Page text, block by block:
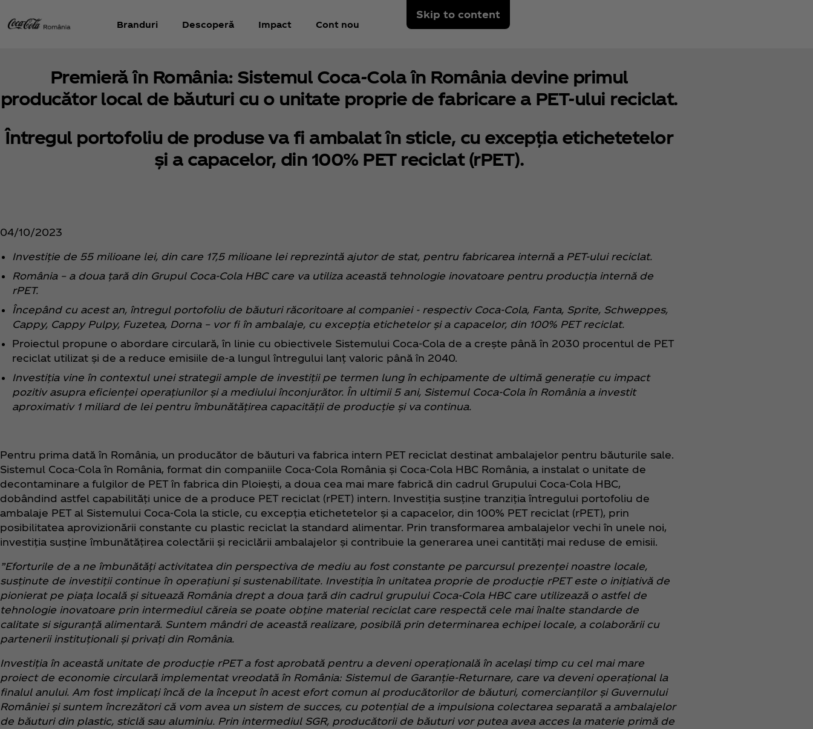
Skip to content
Branduri Descoperă Impact Cont nou
Premieră în România: Sistemul Coca‑Cola în România devine primul
producător local de băuturi cu o unitate proprie de fabricare a PET-ului reciclat.
Întregul portofoliu de produse va fi ambalat în sticle, cu excepția etichetetelor
și a capacelor, din 100% PET reciclat (rPET).
04/10/2023
Investiție de 55 milioane lei, din care 17,5 milioane lei reprezintă ajutor de stat, pentru fabricarea internă a PET-ului reciclat.
România – a doua țară din Grupul Coca‑Cola HBC care va utiliza această tehnologie inovatoare pentru producția internă de
rPET.
Începând cu acest an, întregul portofoliu de băuturi răcoritoare al companiei - respectiv Coca‑Cola, Fanta, Sprite, Schweppes,
Cappy, Cappy Pulpy, Fuzetea, Dorna – vor fi în ambalaje, cu excepția etichetelor și a capacelor, din 100% PET reciclat.
Proiectul propune o abordare circulară, în linie cu obiectivele Sistemului Coca‑Cola de a crește până în 2030 procentul de PET
reciclat utilizat și de a reduce emisiile de-a lungul întregului lanț valoric până în 2040.
Investiția vine în contextul unei strategii ample de investiții pe termen lung în echipamente de ultimă generație cu impact
pozitiv asupra eficienței operațiunilor și a mediului înconjurător. În ultimii 5 ani, Sistemul Coca‑Cola în România a investit
aproximativ 1 miliard de lei pentru îmbunătățirea capacității de producție și va continua.
Pentru prima dată în România, un producător de băuturi va fabrica intern PET reciclat destinat ambalajelor pentru băuturile sale.
Sistemul Coca‑Cola în România, format din companiile Coca‑Cola România și Coca‑Cola HBC România, a instalat o unitate de
decontaminare a fulgilor de PET în fabrica din Ploiești, a doua cea mai mare fabrică din cadrul Grupului Coca‑Cola HBC,
dobândind astfel capabilități unice de a produce PET reciclat (rPET) intern. Investiția susține tranziția întregului portofoliu de
ambalaje PET al Sistemului Coca‑Cola la sticle, cu excepția etichetetelor și a capacelor, din 100% PET reciclat (rPET), prin
posibilitatea aprovizionării constante cu plastic reciclat la standard alimentar. Prin transformarea ambalajelor vechi în unele noi,
investiția susține îmbunătățirea colectării și reciclării ambalajelor și contribuie la generarea unei cantități mai reduse de emisii.
”Eforturile de a ne îmbunătăți activitatea din perspectiva de mediu au fost constante pe parcursul prezenței noastre locale,
susținute de investiții continue în operațiuni și sustenabilitate. Investiția în unitatea proprie de producție rPET este o inițiativă de
pionierat pe piața locală și situează România drept a doua țară din cadrul grupului Coca‑Cola HBC care utilizează o astfel de
tehnologie inovatoare prin intermediul căreia se poate obține material reciclat care respectă cele mai înalte standarde de
calitate si siguranță alimentară. Suntem mândri de această realizare, posibilă prin determinarea echipei locale, a colaborării cu
partenerii instituționali și privați din România.
Investiția în această unitate de producție rPET a fost aprobată pentru a deveni operațională în același timp cu cel mai mare
proiect de economie circulară implementat vreodată în România: Sistemul de Garanție-Returnare, care va deveni operațional la
finalul anului. Am fost implicați încă de la început în acest efort comun al producătorilor de băuturi, comercianților și Guvernului
României și suntem încrezători că vom avea un sistem de succes, cu potențial de a impulsiona colectarea separată a ambalajelor
de băuturi din plastic, sticlă sau aluminiu. Prin intermediul SGR, producătorii de băuturi vor putea avea acces la materie primă de